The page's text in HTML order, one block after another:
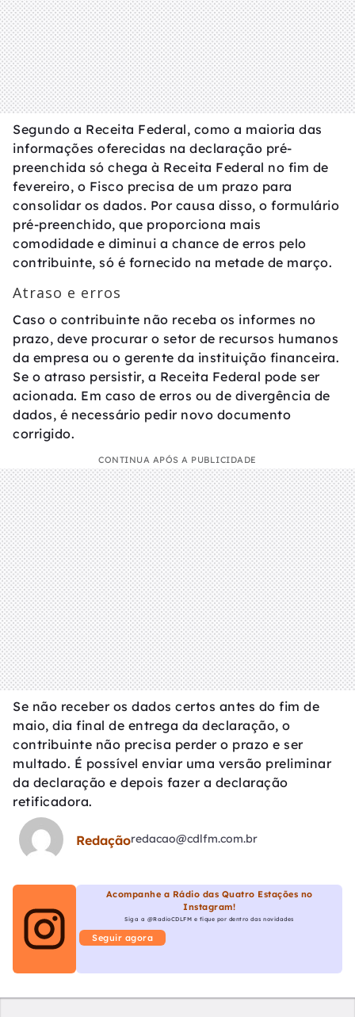
Segundo a Receita Federal, como a maioria das
informações oferecidas na declaração pré-
preenchida só chega à Receita Federal no fim de
fevereiro, o Fisco precisa de um prazo para
consolidar os dados. Por causa disso, o formulário
pré-preenchido, que proporciona mais
comodidade e diminui a chance de erros pelo
contribuinte, só é fornecido na metade de março.
Atraso e erros
Caso o contribuinte não receba os informes no
prazo, deve procurar o setor de recursos humanos
da empresa ou o gerente da instituição financeira.
Se o atraso persistir, a Receita Federal pode ser
acionada. Em caso de erros ou de divergência de
dados, é necessário pedir novo documento
corrigido.
CONTINUA APÓS A PUBLICIDADE
Se não receber os dados certos antes do fim de
maio, dia final de entrega da declaração, o
contribuinte não precisa perder o prazo e ser
multado. É possível enviar uma versão preliminar
da declaração e depois fazer a declaração
retificadora.
Redaçãoredacao@cdlfm.com.br
Acompanhe a Rádio das Quatro Estações no
Instagram!
Siga a @RadioCDLFM e fique por dentro das novidades
Seguir agora